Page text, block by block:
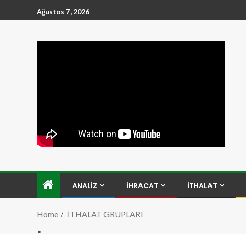
Ağustos 7, 2026
ANALİZ İHRACAT İTHALAT
Home İTHALAT GRUPLARI